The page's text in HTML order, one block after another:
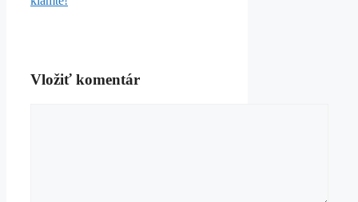
Vložiť komentár